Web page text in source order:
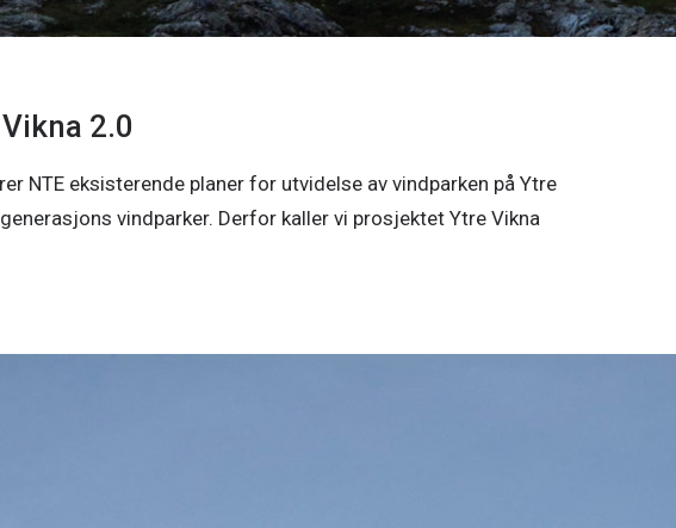
2.0
NTE eksisterende planer for utvidelse av vindparken på Ytre
vindparker. Derfor kaller vi prosjektet Ytre Vikna